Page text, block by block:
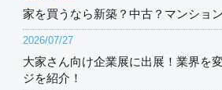
家を買うなら新築？中古？マンショ
2026/07/27
大家さん向け企業展に出展！業界を
ジを紹介！